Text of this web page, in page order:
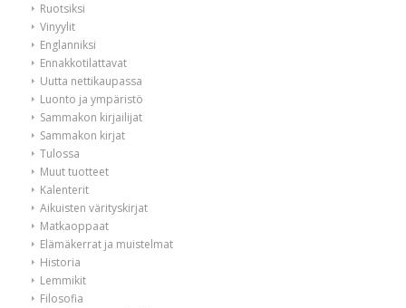
Ruotsiksi
Vinyylit
Englanniksi
Ennakkotilattavat
Uutta nettikaupassa
Luonto ja ympäristö
Sammakon kirjailijat
Sammakon kirjat
Tulossa
Muut tuotteet
Kalenterit
Aikuisten värityskirjat
Matkaoppaat
Elämäkerrat ja muistelmat
Historia
Lemmikit
Filosofia